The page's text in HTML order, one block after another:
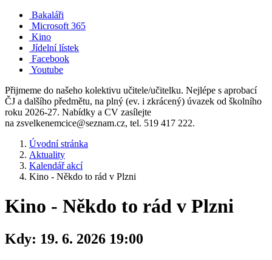
Bakaláři
Microsoft 365
Kino
Jídelní lístek
Facebook
Youtube
Přijmeme do našeho kolektivu učitele/učitelku. Nejlépe s aprobací
ČJ a dalšího předmětu, na plný (ev. i zkrácený) úvazek od školního
roku 2026-27. Nabídky a CV zasílejte
na zsvelkenemcice@seznam.cz, tel. 519 417 222.
Úvodní stránka
Aktuality
Kalendář akcí
Kino - Někdo to rád v Plzni
Kino - Někdo to rád v Plzni
Kdy: 19. 6. 2026 19:00